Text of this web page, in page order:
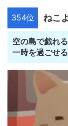
354位 ねこ
空の島で戯れ
一時を過ごせ